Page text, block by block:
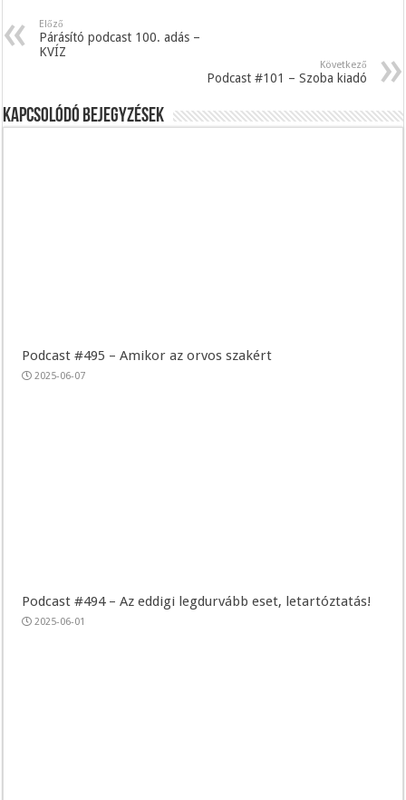
Előző
Párásító podcast 100. adás –
KVÍZ
Következő
Podcast #101 – Szoba kiadó
Kapcsolódó bejegyzések
Podcast #495 – Amikor az orvos szakért
2025-06-07
Podcast #494 – Az eddigi legdurvább eset, letartóztatás!
2025-06-01